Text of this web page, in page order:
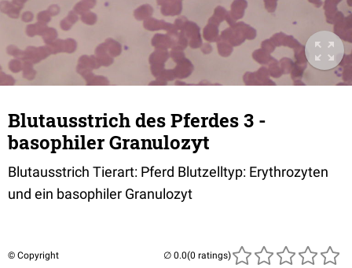
Blutausstrich des Pferdes 3 -
basophiler Granulozyt
Blutausstrich Tierart: Pferd Blutzelltyp: Erythrozyten
und ein basophiler Granulozyt
© Copyright (0 ratings)